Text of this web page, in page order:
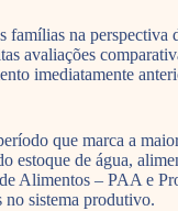
famílias na
avaliações
imediatamente
que marca a
estoque de água,
Alimentos – PAA e
no sistema produtivo.